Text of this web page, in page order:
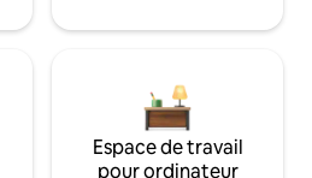
Espace de travail
pour ordinateur